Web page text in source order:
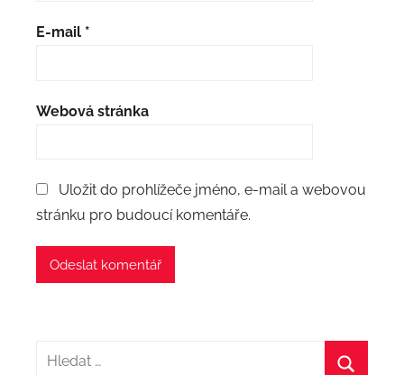
E-mail *
Webová stránka
Uložit do prohlížeče jméno, e-mail a webovou
stránku pro budoucí komentáře.
Hledat: